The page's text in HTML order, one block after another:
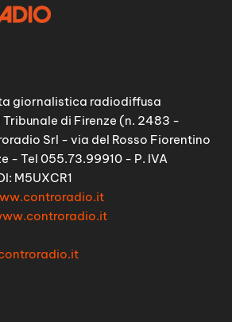
giornalistica radiodiffusa
di Firenze (n. 2483 -
Srl - via del Rosso Fiorentino
- Tel 055.73.99910 - P. IVA
M5UXCR1